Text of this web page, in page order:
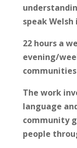
speak
22 hours a
evening/
The work
language
community
people